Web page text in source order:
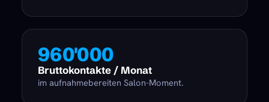
960'000
Bruttokontakte / Monat
im aufnahmebereiten Salon-Moment.